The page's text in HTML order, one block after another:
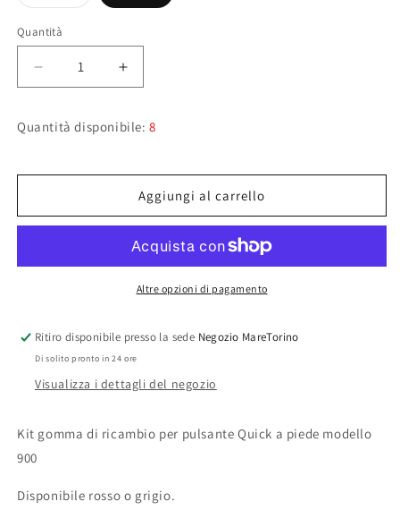
esaurita
Quantità
Diminuisci
quantità
Gomma
Quick
Aumenta
quantità
Gomma
per
pulsante
Quick
900
Quantità disponibile:8
Aggiungi al carrello
Altre opzioni di pagamento
Ritiro disponibile presso la sede Negozio MareTorino
Di solito pronto in 24 ore
Visualizza i dettagli del negozio
Kit gomma di ricambio per pulsante Quick a piede modello
900
Disponibile rosso o grigio.